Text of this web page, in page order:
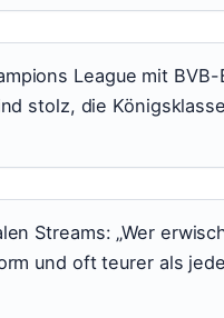
League mit
stolz, die
Streams: „Wer
und oft teurer als